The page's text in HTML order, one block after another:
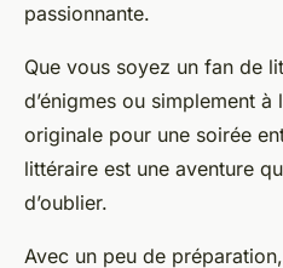
passionnante.
Que vous soyez un fan de
d’énigmes ou simplement à
originale pour une soirée
littéraire est une aventure
d’oublier.
Avec un peu de